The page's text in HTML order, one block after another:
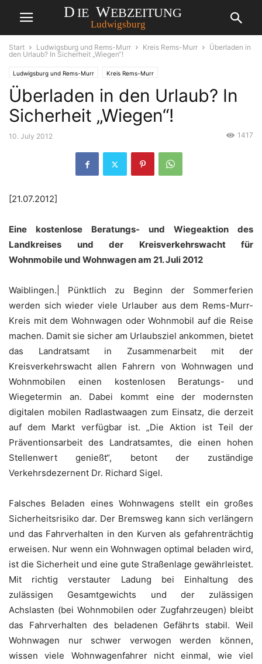
Start Ludwigsburg und Rems-Murr Kreis Rems-Murr
Überladen in
den Urlaub? In Sicherheit „Wiegen“!
Ludwigsburg und Rems-Murr Kreis Rems-Murr
Überladen in den Urlaub? In
Sicherheit „Wiegen“!
10. July 2012 1417
[21.07.2012]
Eine kostenlose Beratungs- und Wiegeaktion des
Landkreises und der Kreisverkehrswacht für
Wohnmobile und Wohnwagen am 21. Juli 2012
Waiblingen.| Pünktlich zu Beginn der Sommerferien
werden sich wieder viele Urlauber aus dem Rems-Murr-
Kreis mit dem Wohnwagen oder Wohnmobil auf die Reise
machen. Damit sie sicher am Urlaubsziel ankommen, bietet
das Landratsamt in Zusammenarbeit mit der
Kreisverkehrswacht allen Fahrern von Wohnwagen und
Wohnmobilen einen kostenlosen Beratungs- und
Wiegetermin an. Dabei kommt eine der modernsten
digitalen mobilen Radlastwaagen zum Einsatz, die derzeit
auf dem Markt verfügbar ist. „Die Aktion ist Teil der
Präventionsarbeit des Landratsamtes, die einen hohen
Stellenwert genießt“, betont der zuständige
Verkehrsdezernent Dr. Richard Sigel.
Falsches Beladen eines Wohnwagens stellt ein großes
Sicherheitsrisiko dar. Der Bremsweg kann sich verlängern
und das Fahrverhalten in den Kurven als gefahrenträchtig
erweisen. Nur wenn ein Wohnwagen optimal beladen wird,
ist die Sicherheit und eine gute Straßenlage gewährleistet.
Mit richtig verstauter Ladung bei Einhaltung des
zulässigen Gesamtgewichts und der zulässigen
Achslasten (bei Wohnmobilen oder Zugfahrzeugen) bleibt
das Fahrverhalten des beladenen Gefährts stabil. Weil
Wohnwagen nur schwer verwogen werden können,
wissen viele Wohnwagenfahrer nicht einmal, wie viel